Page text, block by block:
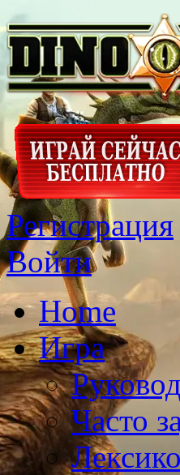
Регистрация
Войти
Home
Игра
Часто